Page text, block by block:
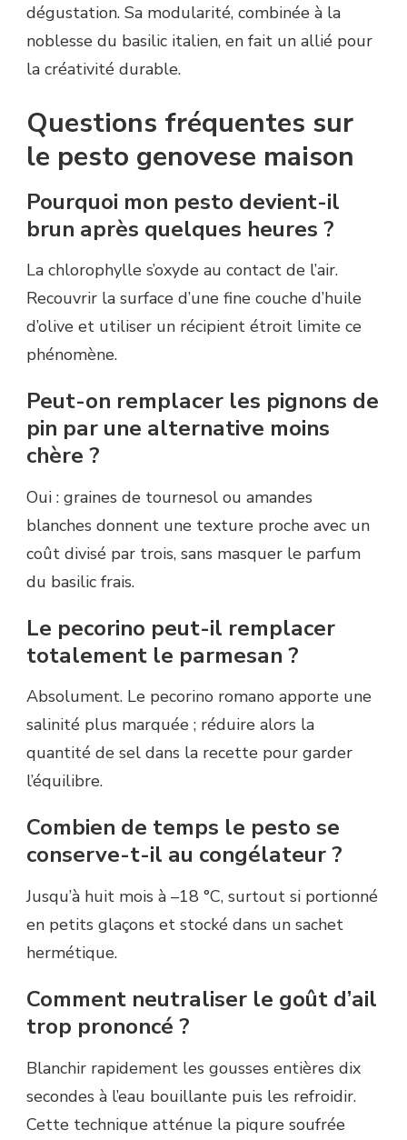
dégustation. Sa modularité, combinée à la
noblesse du basilic italien, en fait un allié pour
la créativité durable.
Questions fréquentes sur
le pesto genovese maison
Pourquoi mon pesto devient-il
brun après quelques heures ?
La chlorophylle s’oxyde au contact de l’air.
Recouvrir la surface d’une fine couche d’huile
d’olive et utiliser un récipient étroit limite ce
phénomène.
Peut-on remplacer les pignons de
pin par une alternative moins
chère ?
Oui : graines de tournesol ou amandes
blanches donnent une texture proche avec un
coût divisé par trois, sans masquer le parfum
du basilic frais.
Le pecorino peut-il remplacer
totalement le parmesan ?
Absolument. Le pecorino romano apporte une
salinité plus marquée ; réduire alors la
quantité de sel dans la recette pour garder
l’équilibre.
Combien de temps le pesto se
conserve-t-il au congélateur ?
Jusqu’à huit mois à –18 °C, surtout si portionné
en petits glaçons et stocké dans un sachet
hermétique.
Comment neutraliser le goût d’ail
trop prononcé ?
Blanchir rapidement les gousses entières dix
secondes à l’eau bouillante puis les refroidir.
Cette technique atténue la piqure soufrée